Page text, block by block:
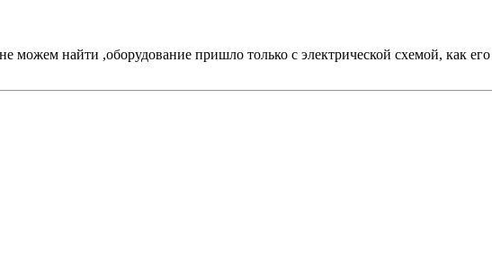
можем найти ,оборудование пришло только с электрической схемой, как